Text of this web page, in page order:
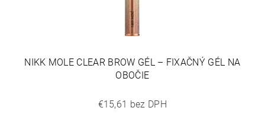
NIKK MOLE CLEAR BROW GÉL – FIXAČNÝ GÉL NA
OBOČIE
€15,61 bez DPH